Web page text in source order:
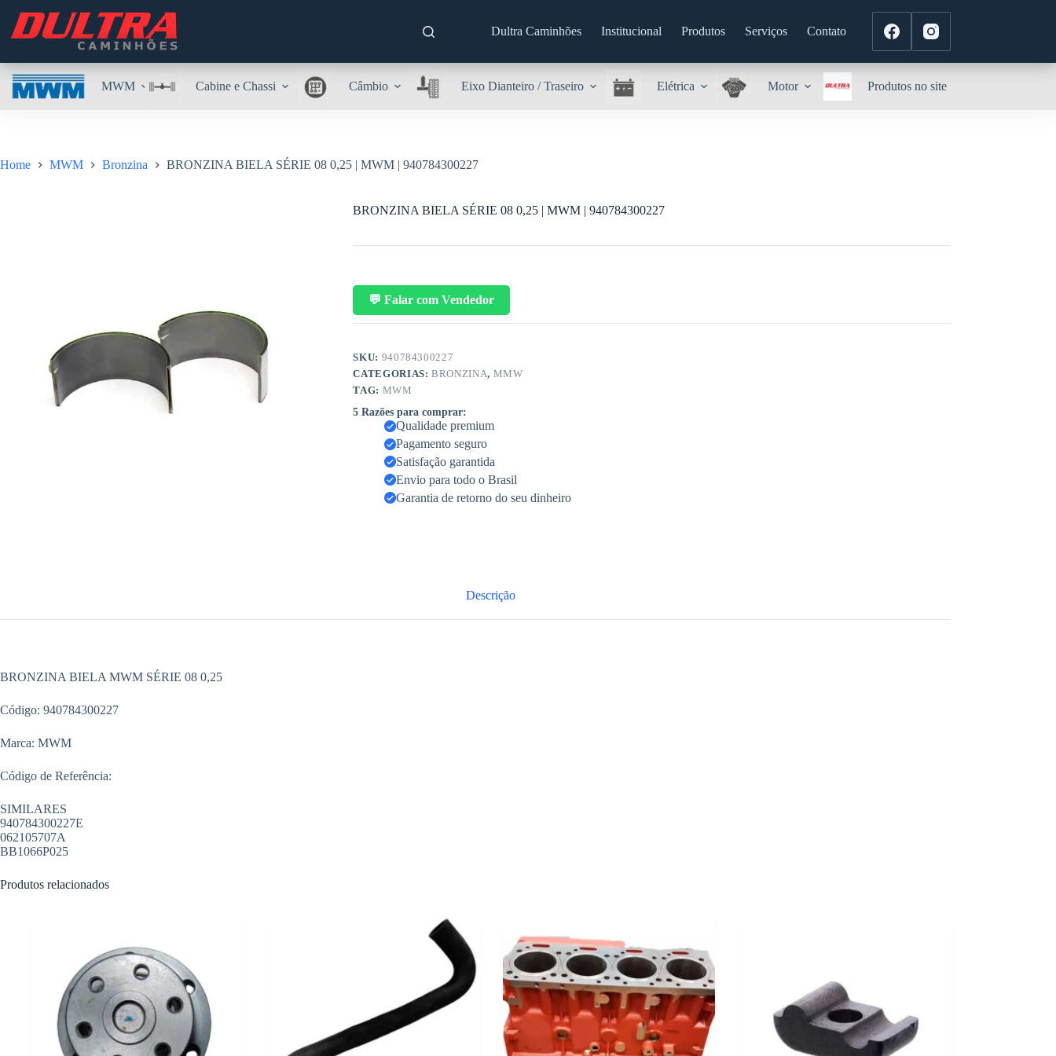
para
Dultra Caminhões Institucional Produtos Serviços Contato
MWM Cabine e Chassi Câmbio Eixo Dianteiro / Traseiro Elétrica Motor Produtos no site
Home MWM Bronzina BRONZINA BIELA SÉRIE 08 0,25 | MWM | 940784300227
BRONZINA BIELA SÉRIE 08 0,25 | MWM | 940784300227
💬 Falar com Vendedor
SKU: 940784300227
CATEGORIAS:BRONZINA, MMW
TAG: MWM
5 Razões para comprar:
Qualidade premium
Pagamento seguro
Satisfação garantida
Envio para todo o Brasil
Garantia de retorno do seu dinheiro
Descrição
BRONZINA BIELA MWM SÉRIE 08 0,25
Código: 940784300227
Marca: MWM
Código de Referência:
SIMILARES
940784300227E
062105707A
BB1066P025
Produtos relacionados